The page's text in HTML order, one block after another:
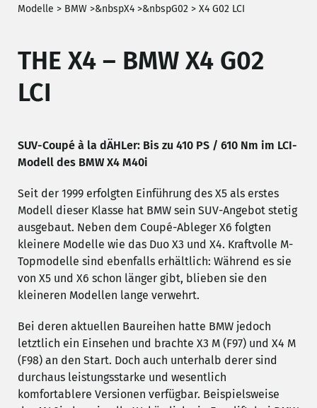
Modelle > BMW >&nbspX4 >&nbspG02 > X4 G02 LCI
THE X4 – BMW X4 G02
LCI
SUV-Coupé à la dÄHLer: Bis zu 410 PS / 610 Nm im LCI-
Modell des BMW X4 M40i
Seit der 1999 erfolgten Einführung des X5 als erstes
Modell dieser Klasse hat BMW sein SUV-Angebot stetig
ausgebaut. Neben dem Coupé-Ableger X6 folgten
kleinere Modelle wie das Duo X3 und X4. Kraftvolle M-
Topmodelle sind ebenfalls erhältlich: Während es sie
von X5 und X6 schon länger gibt, blieben sie den
kleineren Modellen lange verwehrt.
Bei deren aktuellen Baureihen hatte BMW jedoch
letztlich ein Einsehen und brachte X3 M (F97) und X4 M
(F98) an den Start. Doch auch unterhalb derer sind
durchaus leistungsstarke und wesentlich
komfortablere Versionen verfügbar. Beispielsweise